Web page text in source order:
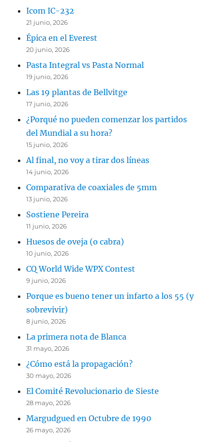
Icom IC-232
21 junio, 2026
Épica en el Everest
20 junio, 2026
Pasta Integral vs Pasta Normal
19 junio, 2026
Las 19 plantas de Bellvitge
17 junio, 2026
¿Porqué no pueden comenzar los partidos
del Mundial a su hora?
15 junio, 2026
Al final, no voy a tirar dos líneas
14 junio, 2026
Comparativa de coaxiales de 5mm
13 junio, 2026
Sostiene Pereira
11 junio, 2026
Huesos de oveja (o cabra)
10 junio, 2026
CQ World Wide WPX Contest
9 junio, 2026
Porque es bueno tener un infarto a los 55 (y
sobrevivir)
8 junio, 2026
La primera nota de Blanca
31 mayo, 2026
¿Cómo está la propagación?
30 mayo, 2026
El Comité Revolucionario de Sieste
28 mayo, 2026
Margudgued en Octubre de 1990
26 mayo, 2026